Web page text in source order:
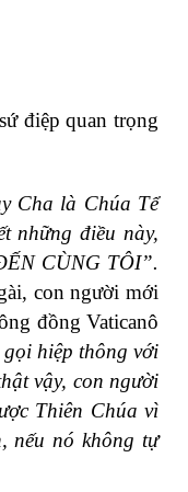
điệp quan trọng
Cha là Chúa Tể
những điều này,
CÙNG TÔI”.
con người mới
đồng Vaticanô
hiệp thông với
vậy, con người
Thiên Chúa vì
nếu nó không tự